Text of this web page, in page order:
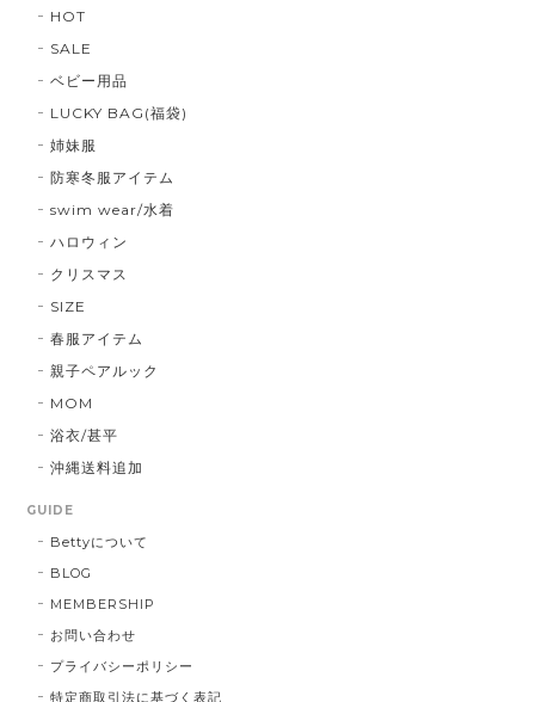
HOT
SALE
ベビー用品
LUCKY BAG(福袋)
姉妹服
防寒冬服アイテム
swim wear/水着
ハロウィン
クリスマス
SIZE
春服アイテム
親子ペアルック
MOM
浴衣/甚平
沖縄送料追加
GUIDE
Bettyについて
BLOG
MEMBERSHIP
お問い合わせ
プライバシーポリシー
特定商取引法に基づく表記